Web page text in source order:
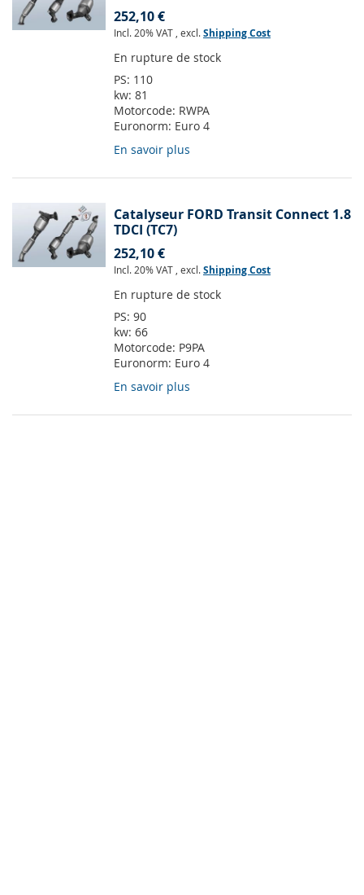
252,10 €
Incl. 20% VAT , excl.Shipping Cost
En rupture de stock
PS: 110
kw: 81
Motorcode: RWPA
Euronorm: Euro 4
En savoir plus
Catalyseur FORD Transit Connect 1.8
TDCI (TC7)
252,10 €
Incl. 20% VAT , excl.Shipping Cost
En rupture de stock
PS: 90
kw: 66
Motorcode: P9PA
Euronorm: Euro 4
En savoir plus